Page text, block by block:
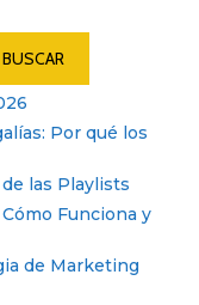
BUSCAR
Por qué los
las Playlists
Funciona y
de Marketing